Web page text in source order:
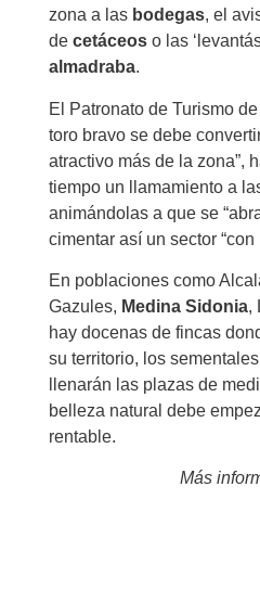
zona a las bodegas, el
de cetáceoso las
almadraba.
El Patronato de Turismo
toro bravo se debe
atractivo más de la zona”,
tiempo un llamamiento a
animándolas a que se
cimentar así un sector “con
En poblaciones como
Gazules, Medina Sidonia,
hay docenas de fincas
su territorio, los
llenarán las plazas de
belleza natural debe
rentable.
Más